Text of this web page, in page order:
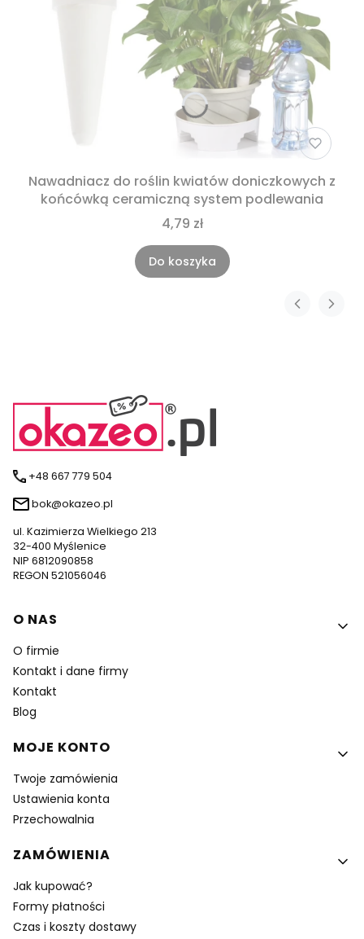
Nawadniacz do roślin kwiatów doniczkowych z
końcówką ceramiczną system podlewania
4,79 zł
Do koszyka
+48 667 779 504
bok@okazeo.pl
ul. Kazimierza Wielkiego 213
32-400 Myślenice
NIP 6812090858
REGON 521056046
Linki w stopce
O NAS
O firmie
Kontakt i dane firmy
Kontakt
Blog
MOJE KONTO
Twoje zamówienia
Ustawienia konta
Przechowalnia
ZAMÓWIENIA
Jak kupować?
Formy płatności
Czas i koszty dostawy